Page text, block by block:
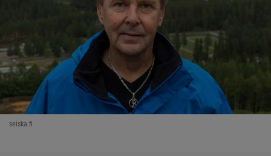
seiska.fi